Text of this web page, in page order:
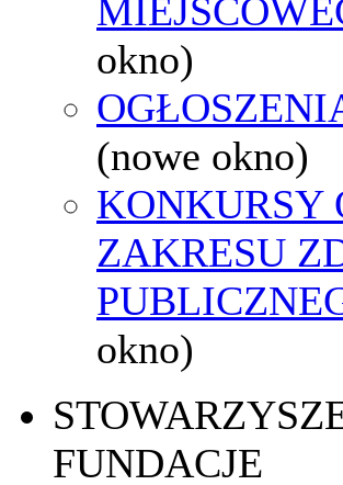
okno)
(nowe okno)
KONKURSY
ZAKRESU
okno)
FUNDACJE